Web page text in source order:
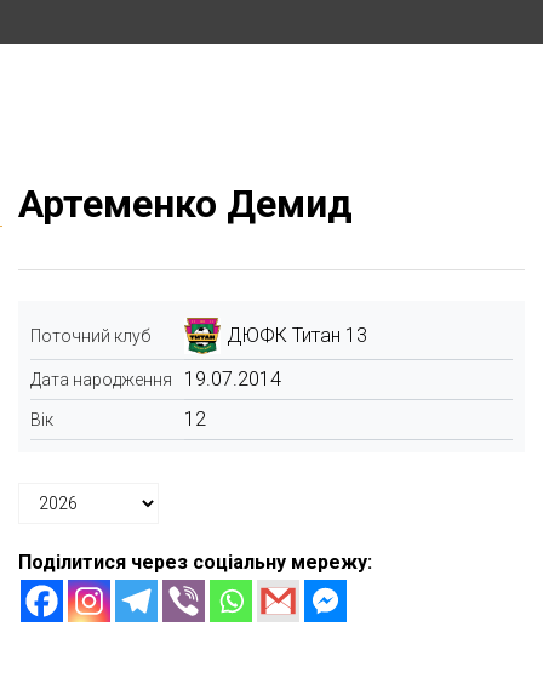
Артеменко Демид
Поточний клуб ДЮФК Титан 13
Дата народження 19.07.2014
Вік 12
Поділитися через соціальну мережу: